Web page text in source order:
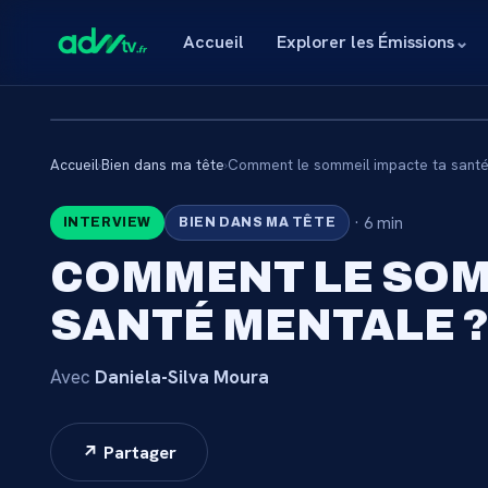
Accueil Explorer les Émissions⌄
CONTENU
Connectez-vous via votre lien membre, ou
Accueil›Bien dans ma tête›Comment le sommeil impacte ta
INTERVIEW BIEN DANS MA TÊTE ·6 min
COMMENT LE
SANTÉ MENTALE ?
Avec Daniela-Silva Moura
↗ Partager